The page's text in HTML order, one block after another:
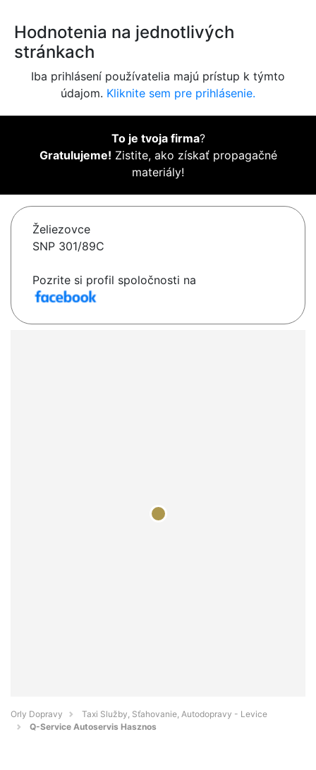
Hodnotenia na jednotlivých
stránkach
Iba prihlásení používatelia majú prístup k týmto
údajom. Kliknite sem pre prihlásenie.
To je tvoja firma?
Gratulujeme! Zistite, ako získať propagačné
materiály!
Želiezovce
SNP 301/89C
Pozrite si profil spoločnosti na
Orly Dopravy
Taxi Služby, Sťahovanie, Autodopravy - Levice
Q-Service Autoservis Hasznos